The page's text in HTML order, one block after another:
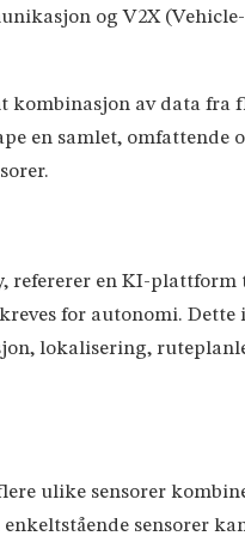
og V2X
kombinasjon av data
en samlet,
refererer en KI-
for autonomi.
lokalisering,
ulike sensorer
sensorer